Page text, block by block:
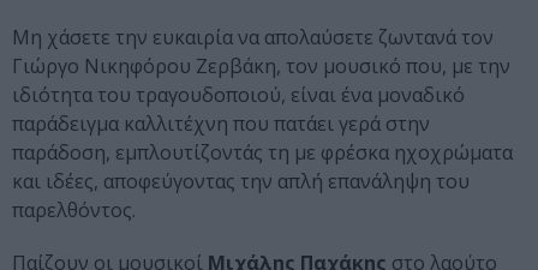
Μη χάσετε την ευκαιρία να απολαύσετε ζωντανά τον
Γιώργο Νικηφόρου Ζερβάκη, τον μουσικό που, με την
ιδιότητα του τραγουδοποιού, είναι ένα μοναδικό
παράδειγμα καλλιτέχνη που πατάει γερά στην
παράδοση, εμπλουτίζοντάς τη με φρέσκα ηχοχρώματα
και ιδέες, αποφεύγοντας την απλή επανάληψη του
παρελθόντος.
Παίζουν οι μουσικοί Μιχάλης Παχάκης στο λαούτο